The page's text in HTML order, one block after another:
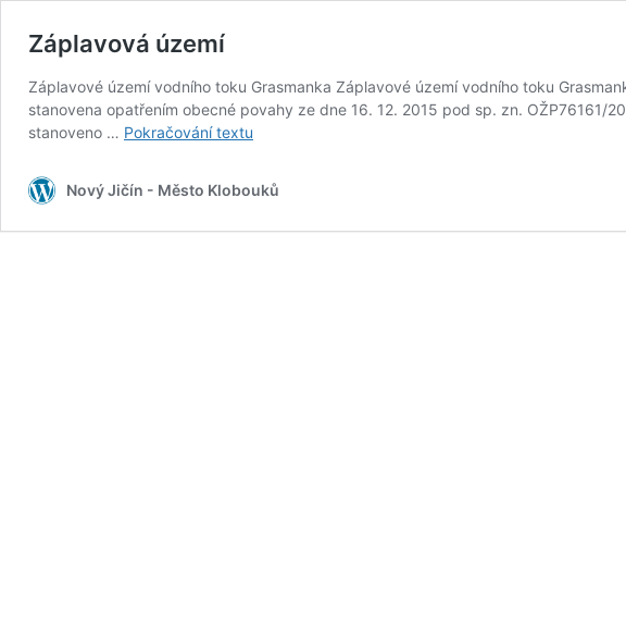
Záplavová území
Záplavové území vodního toku Grasmanka Záplavové území vodního toku
stanovena opatřením obecné povahy ze dne 16. 12. 2015 pod sp. zn.
stanoveno … Pokračování textu
Nový Jičín - Město Klobouků